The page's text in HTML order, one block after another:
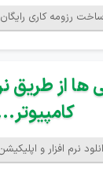
رزومه کاری رایگان
ها از طریق
نرم افزار و